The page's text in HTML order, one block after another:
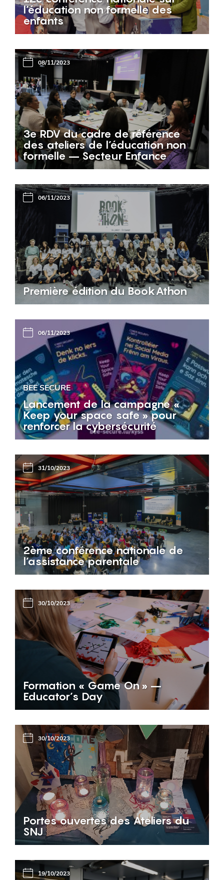
l’éducation non formelle des
enfants
08/11/2023
3e RDV du cadre de référence
des ateliers de l’éducation non
formelle – Secteur Enfance
06/11/2023
Première édition du BookAthon
06/11/2023
BEE SECURE
Lancement de la campagne «
Keep your space safe » pour
renforcer la cybersécurité
31/10/2023
2ème conférence nationale de
l’assistance parentale
30/10/2023
Formation « Game On » –
Educator’s Day
30/10/2023
Portes ouvertes des Ateliers du
SNJ
19/10/2023